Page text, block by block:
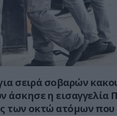
σειρά σοβαρών
άσκησε η εισαγγελία
των οκτώ ατόμων